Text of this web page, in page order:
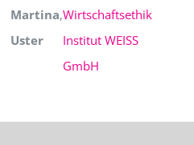
Martina
Uster
,Wirtschaftsethik
Institut WEISS
GmbH